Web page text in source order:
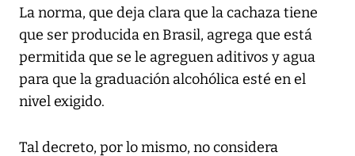
La norma, que deja clara que la cachaza tiene
que ser producida en Brasil, agrega que está
permitida que se le agreguen aditivos y agua
para que la graduación alcohólica esté en el
nivel exigido.
Tal decreto, por lo mismo, no considera